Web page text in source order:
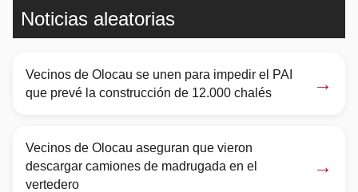
Noticias aleatorias
Vecinos de Olocau se unen para impedir el PAI
que prevé la construcción de 12.000 chalés
→
Vecinos de Olocau aseguran que vieron
descargar camiones de madrugada en el
vertedero
→